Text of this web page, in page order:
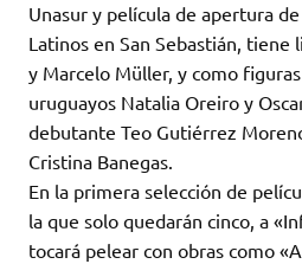
Unasur y película de apertura
Latinos en San Sebastián,
y Marcelo Müller, y como
uruguayos Natalia Oreiro y
debutante Teo Gutiérrez
Cristina Banegas.
En la primera selección de
la que solo quedarán cinco, a
tocará pelear con obras como